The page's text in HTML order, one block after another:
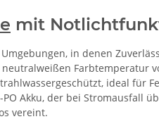
mit
in denen
Farbtemperatur
ideal für
Akku, der bei Stromausfall
vereint.